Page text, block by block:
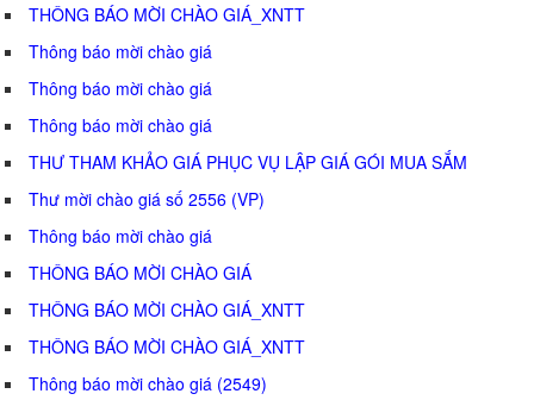
THÔNG BÁO MỜI CHÀO GIÁ_XNTT
Thông báo mời chào giá
Thông báo mời chào giá
Thông báo mời chào giá
THƯ THAM KHẢO GIÁ PHỤC VỤ LẬP GIÁ GÓI MUA SẮM
Thư mời chào giá số 2556 (VP)
Thông báo mời chào giá
THÔNG BÁO MỜI CHÀO GIÁ
THÔNG BÁO MỜI CHÀO GIÁ_XNTT
THÔNG BÁO MỜI CHÀO GIÁ_XNTT
Thông báo mời chào giá (2549)